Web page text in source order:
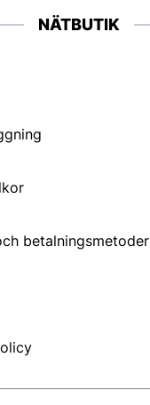
NÄTBUTIK
betalningsmetoder